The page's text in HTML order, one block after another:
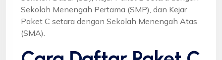
Sekolah Menengah Pertama (SMP), dan Kejar
Paket C setara dengan Sekolah Menengah Atas
(SMA).